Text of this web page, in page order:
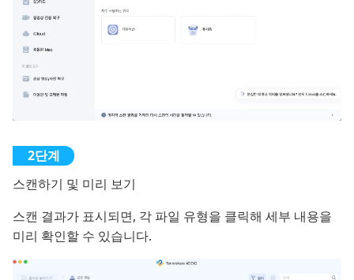
스캔하기 및 미리 보기
스캔 결과가 표시되면, 각 파일 유형을 클릭해 세부 내용을
미리 확인할 수 있습니다.